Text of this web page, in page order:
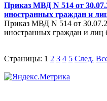
Приказ МВД N 514 от
иностранных граждан и
Приказ МВД N 514 от
иностранных граждан и лиц
Страницы: 1 2 3 4 5 След.